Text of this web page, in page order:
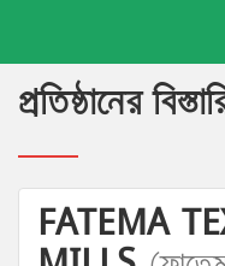
প্রতিষ্ঠানের
FATEMA